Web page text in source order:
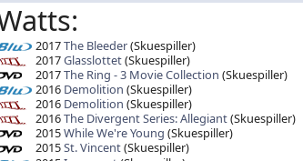
2017The Bleeder(Skuespiller)
2017Glasslottet(Skuespiller)
2017The Ring - 3 Movie Collection (Skuespiller)
2016 Demolition (Skuespiller)
2016 Demolition (Skuespiller)
2016The Divergent Series: Allegiant(Skuespiller)
2015While We're Young (Skuespiller)
2015St. Vincent(Skuespiller)